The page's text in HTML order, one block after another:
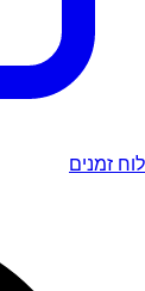
לוח זמנים